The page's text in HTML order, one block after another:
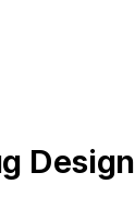
Design